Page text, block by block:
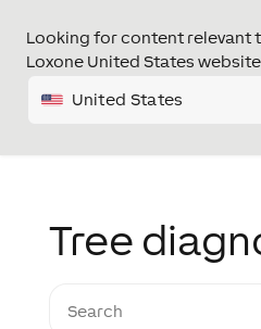
Looking for content relevant
Loxone United States
United States
Tree